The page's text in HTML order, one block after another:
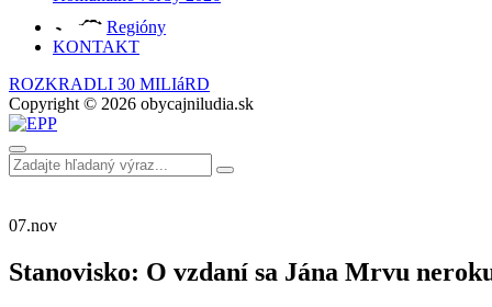
Regióny
KONTAKT
ROZKRADLI 30 MILIáRD
Copyright © 2026 obycajniludia.sk
07.nov
Stanovisko: O vzdaní sa Jána Mrvu